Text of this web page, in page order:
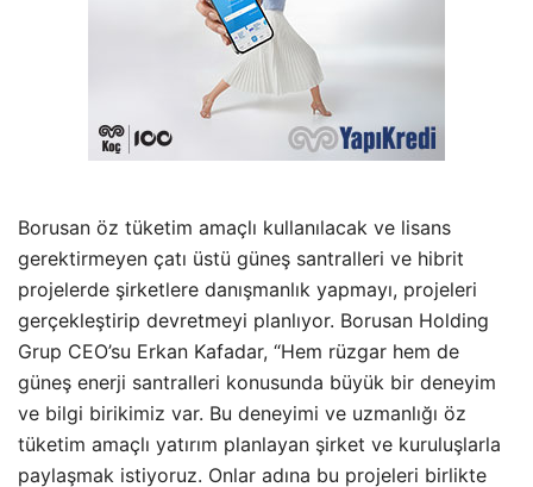
Borusan öz tüketim amaçlı kullanılacak ve lisans
gerektirmeyen çatı üstü güneş santralleri ve hibrit
projelerde şirketlere danışmanlık yapmayı, projeleri
gerçekleştirip devretmeyi planlıyor. Borusan Holding
Grup CEO’su Erkan Kafadar, “Hem rüzgar hem de
güneş enerji santralleri konusunda büyük bir deneyim
ve bilgi birikimiz var. Bu deneyimi ve uzmanlığı öz
tüketim amaçlı yatırım planlayan şirket ve kuruluşlarla
paylaşmak istiyoruz. Onlar adına bu projeleri birlikte